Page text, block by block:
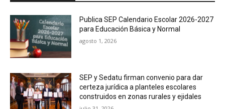
Publica SEP Calendario Escolar 2026-2027
para Educación Básica y Normal
agosto 1, 2026
SEP y Sedatu firman convenio para dar
certeza jurídica a planteles escolares
construidos en zonas rurales y ejidales